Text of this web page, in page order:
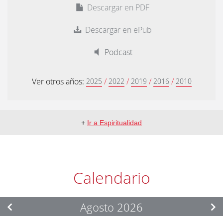
Descargar en PDF
Descargar en ePub
Podcast
Ver otros años: 2025 / 2022 / 2019 / 2016 / 2010
+ Ir a Espiritualidad
Calendario
Agosto 2026